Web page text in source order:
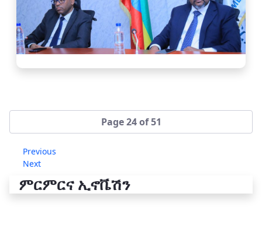
Page 24 of 51
Previous
Next
ምርምርና ኢኖቬሽን